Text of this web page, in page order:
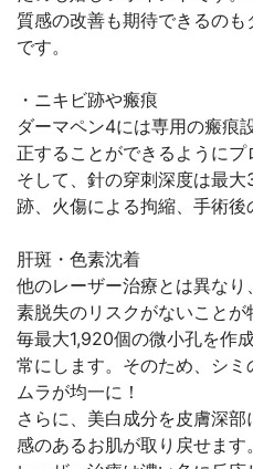
質感の改善も期待できるの
です。
・ニキビ跡や瘢痕
ダーマペン4には専用の瘢痕
正することができるようにプ
そして、針の穿刺深度は最
跡、火傷による拘縮、手術後
肝斑・色素沈着
他のレーザー治療とは異な
素脱失のリスクがないこと
毎最大1,920個の微小孔を作
常にします。そのため、シ
ムラが均一に！
さらに、美白成分を皮膚深
感のあるお肌が取り戻せます。